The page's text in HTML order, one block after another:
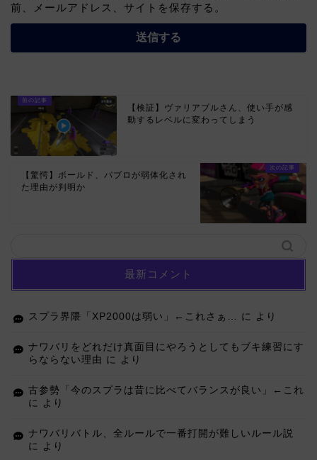
前、メールアドレス、サイトを保存する。
【検証】ヴァリアブルさん、使い手が感
動するレベルに変わってしまう
【驚愕】ボールド、パブロが弱体化され
た理由が判明か
最新コメント
スプラ界隈「XP2000は弱い」←これさぁ… に より
ナワバリをどれだけ真面目にやろうとしてもブキ練習にす
らならない理由 に より
古参勢「今のスプラは昔に比べてバランスが良い」←これ
に より
ナワバリバトル、全ルールで一番打開が難しいルール説
に より